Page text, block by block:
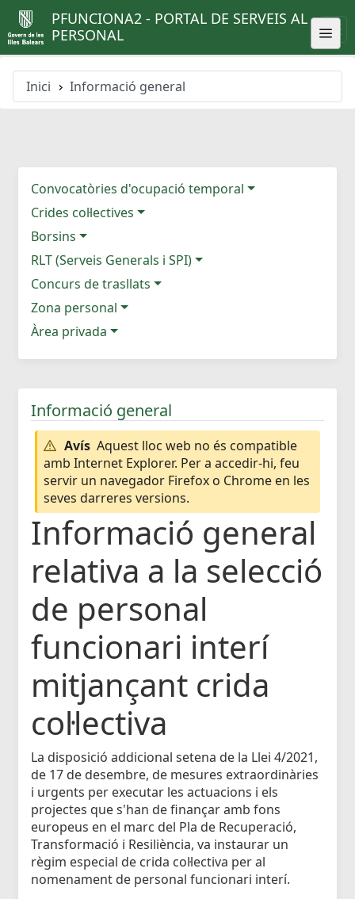
PFUNCIONA2 - PORTAL DE SERVEIS AL
PERSONAL
Inici Informació general
Convocatòries d'ocupació temporal
Crides col·lectives
Borsins
RLT (Serveis Generals i SPI)
Concurs de trasllats
Zona personal
Àrea privada
Informació general
Avís Aquest lloc web no és compatible
amb Internet Explorer. Per a accedir-hi, feu
servir un navegador Firefox o Chrome en les
seves darreres versions.
Informació general
relativa a la selecció
de personal
funcionari interí
mitjançant crida
col·lectiva
La disposició addicional setena de la Llei 4/2021,
de 17 de desembre, de mesures extraordinàries
i urgents per executar les actuacions i els
projectes que s'han de finançar amb fons
europeus en el marc del Pla de Recuperació,
Transformació i Resiliència, va instaurar un
règim especial de crida col·lectiva per al
nomenament de personal funcionari interí.